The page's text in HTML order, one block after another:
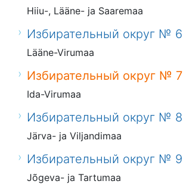
Hiiu-, Lääne- ja Saaremaa
Избирательный округ № 6
Lääne-Virumaa
Избирательный округ № 7
Ida-Virumaa
Избирательный округ № 8
Järva- ja Viljandimaa
Избирательный округ № 9
Jõgeva- ja Tartumaa